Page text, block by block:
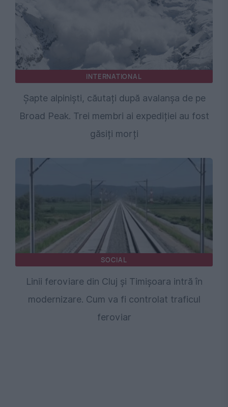
INTERNATIONAL
Șapte alpiniști, căutați după avalanșa de pe
Broad Peak. Trei membri ai expediției au fost
găsiți morți
SOCIAL
Linii feroviare din Cluj și Timișoara intră în
modernizare. Cum va fi controlat traficul
feroviar